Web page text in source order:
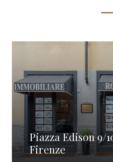
Piazza Edison 9/
Firenze